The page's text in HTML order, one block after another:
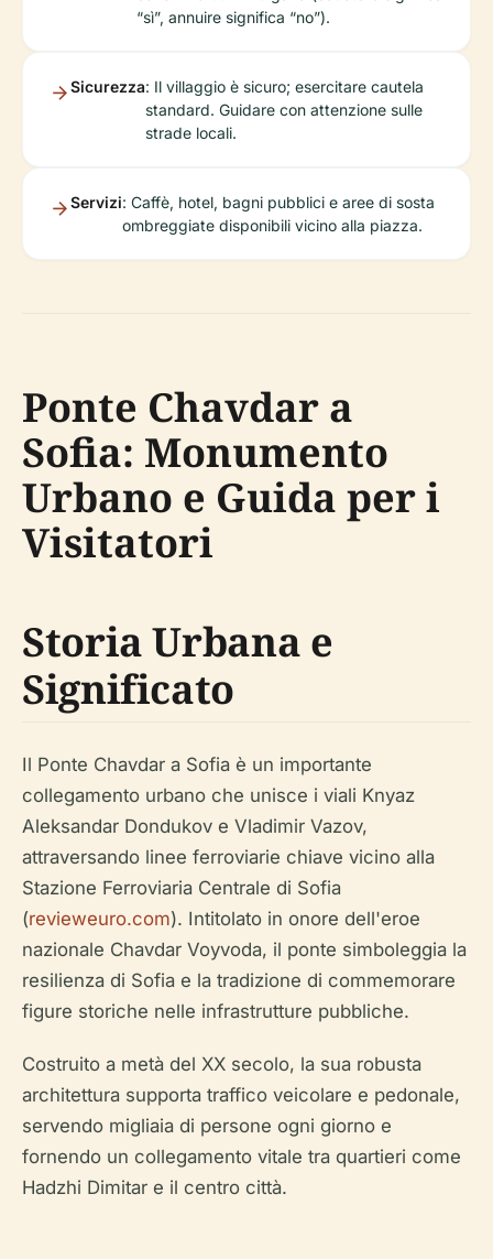
“sì”, annuire significa “no”).
Sicurezza: Il villaggio è sicuro; esercitare cautela
standard. Guidare con attenzione sulle
strade locali.
Servizi: Caffè, hotel, bagni pubblici e aree di sosta
ombreggiate disponibili vicino alla piazza.
Ponte Chavdar a
Sofia: Monumento
Urbano e Guida per i
Visitatori
Storia Urbana e
Significato
Il Ponte Chavdar a Sofia è un importante
collegamento urbano che unisce i viali Knyaz
Aleksandar Dondukov e Vladimir Vazov,
attraversando linee ferroviarie chiave vicino alla
Stazione Ferroviaria Centrale di Sofia
(revieweuro.com). Intitolato in onore dell'eroe
nazionale Chavdar Voyvoda, il ponte simboleggia la
resilienza di Sofia e la tradizione di commemorare
figure storiche nelle infrastrutture pubbliche.
Costruito a metà del XX secolo, la sua robusta
architettura supporta traffico veicolare e pedonale,
servendo migliaia di persone ogni giorno e
fornendo un collegamento vitale tra quartieri come
Hadzhi Dimitar e il centro città.